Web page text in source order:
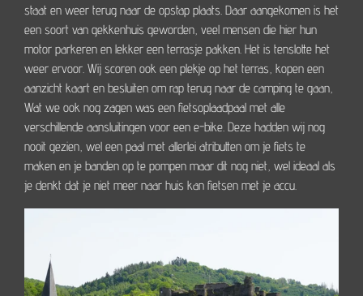
staat en weer terug naar de opstap plaats. Daar aangekomen is het
een soort van gekkenhuis geworden, veel mensen die hier hun
motor parkeren en lekker een terrasje pakken. Het is tenslotte het
weer ervoor. Wij scoren ook een plekje op het terras, kopen een
aanzicht kaart en besluiten om rap terug naar de camping te gaan,
Wat we ook nog zagen was een fietsoplaadpaal met alle
verschillende aansluitingen voor een e-bike. Deze hadden wij nog
nooit gezien, wel een paal met allerlei atributten om je fiets te
maken en je banden op te pompen maar dit nog niet, wel ideaal als
je denkt dat je niet meer naar huis kan fietsen met je accu.